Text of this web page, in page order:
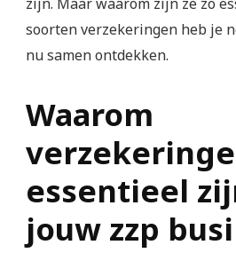
soorten verzekeringen heb je
nu samen ontdekken.
Waarom
essentieel
jouw zzp